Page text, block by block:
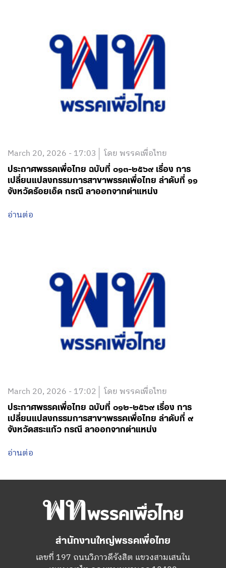
March 20, 2026 - 17:03 โดย พรรคเพื่อไทย
ประกาศพรรคเพื่อไทย ฉบับที่ ๐๑๓-๒๕๖๙ เรื่อง การ
เปลี่ยนแปลงกรรมการสาขาพรรคเพื่อไทย ลำดับที่ ๑๑
จังหวัดร้อยเอ็ด กรณี ลาออกจากตำแหน่ง
อ่านต่อ
March 20, 2026 - 17:02 โดย พรรคเพื่อไทย
ประกาศพรรคเพื่อไทย ฉบับที่ ๐๑๒-๒๕๖๙ เรื่อง การ
เปลี่ยนแปลงกรรมการสาขาพรรคเพื่อไทย ลำดับที่ ๙
จังหวัดสระแก้ว กรณี ลาออกจากตำแหน่ง
อ่านต่อ
สำนักงานใหญ่พรรคเพื่อไทย
เลขที่ 197 ถนนวิภาวดีรังสิต แขวงสามเสนใน